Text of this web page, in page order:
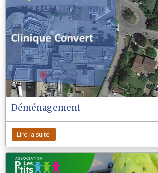
Déménagement
Lire la suite